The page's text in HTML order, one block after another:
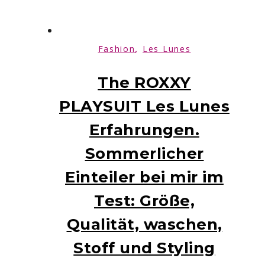
Fashion, Les Lunes
The ROXXY
PLAYSUIT Les Lunes
Erfahrungen.
Sommerlicher
Einteiler bei mir im
Test: Größe,
Qualität, waschen,
Stoff und Styling